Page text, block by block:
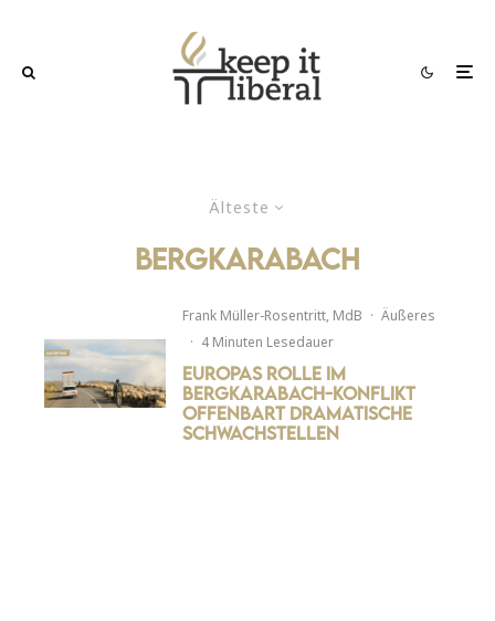
Älteste
bergkarabach
Frank Müller-Rosentritt, MdB · Äußeres
· 4 Minuten Lesedauer
Europas Rolle im
Bergkarabach-Konflikt
offenbart dramatische
Schwachstellen